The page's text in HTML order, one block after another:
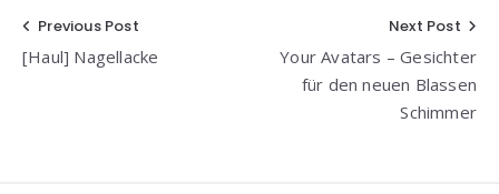
Beitragsnavigation
Previous Post
[Haul] Nagellacke
Next Post
Your Avatars – Gesichter
für den neuen Blassen
Schimmer